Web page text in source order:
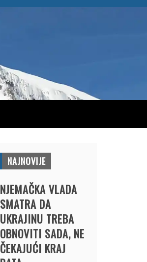
NAJNOVIJE
NJEMAČKA VLADA
SMATRA DA
UKRAJINU TREBA
OBNOVITI SADA, NE
ČEKAJUĆI KRAJ